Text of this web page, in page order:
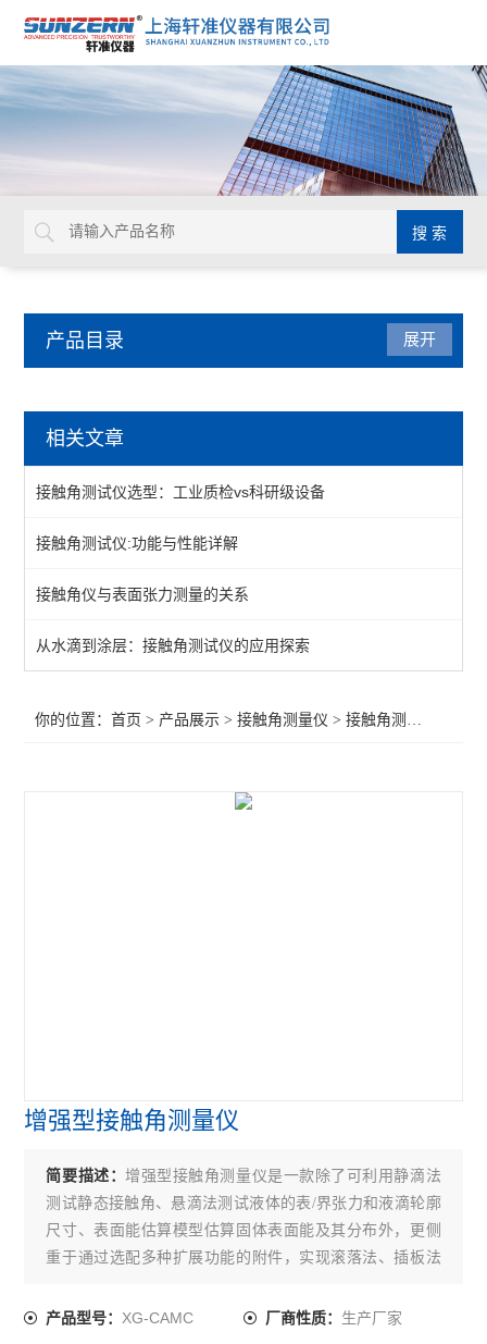
产品目录
自动进液接触角测量仪
接触角测定仪
粉末接触角仪
光学接触角测量仪
玻璃接触角测试仪
展开
相关文章
接触角测试仪选型：工业质检vs科研级设备
接触角测试仪:功能与性能详解
接触角仪与表面张力测量的关系
从水滴到涂层：接触角测试仪的应用探索
你的位置：首页 > 产品展示 >接触角测量仪 >接触角测试仪
增强型接触角测量仪
简要描述：增强型接触角测量仪是一款除了可利用静滴法
测试静态接触角、悬滴法测试液体的表/界张力和液滴轮廓
尺寸、表面能估算模型估算固体表面能及其分布外，更侧
重于通过选配多种扩展功能的附件，实现滚落法、插板法
角、外相为不相混溶液体的接触角、临界胶束浓度等。广
产品型号：XG-CAMC 厂商性质： 生产厂家